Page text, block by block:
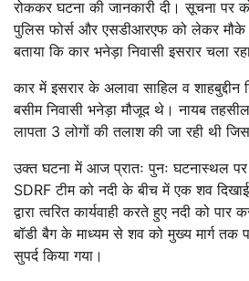
रोककर घटना की जानकारी दी। सूचना पर
पुलिस फोर्स और एसडीआरएफ को लेकर
बताया कि कार भनेड़ा निवासी इसरार चला
कार में इसरार के अलावा साहिल व शाहबुद्दीन
बसीम निवासी भनेड़ा मौजूद थे। नायब
लापता 3 लोगों की तलाश की जा रही थी
उक्त घटना में आज प्रातः पुनः घटनास्थल पर
SDRF टीम को नदी के बीच में एक शव
द्वारा त्वरित कार्यवाही करते हुए नदी को
बॉडी बैग के माध्यम से शव को मुख्य मार्ग तक
सुपर्द किया गया।